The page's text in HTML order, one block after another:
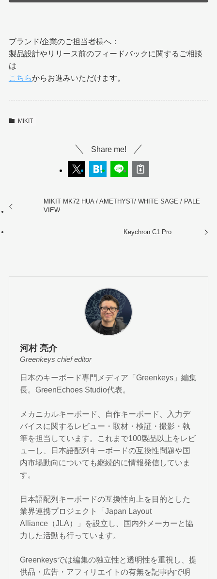
ブランド/企業のご担当者様へ：
製品設計やリリース前のフィードバックに関するご相談
は
こちらからお進みいただけます。
MIKIT
Share me!
MIKIT MK72 HUA / AMETHYST/ WHITE SAGE / PALE
VIEW
Keychron C1 Pro
河村 亮介
Greenkeys chief editor
日本のキーボード専門メディア「Greenkeys」編集
長。GreenEchoes Studio代表。
メカニカルキーボード、自作キーボード、入力デ
バイスに関するレビュー・取材・検証・撮影・執
筆を担当しています。これまで100製品以上をレビ
ューし、日本語配列キーボードの互換性問題や国
内市場動向についても継続的に情報発信していま
す。
日本語配列キーボードの互換性向上を目的とした
業界連携プロジェクト「Japan Layout
Alliance（JLA）」を設立し、国内外メーカーと協
力した活動も行っています。
Greenkeysでは編集の独立性と透明性を重視し、提
供品・広告・アフィリエイトの有無を記事内で明